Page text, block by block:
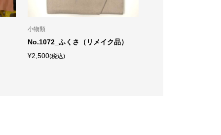
小物類
No.1072_ふくさ（リメイク品）
¥2,500(税込)